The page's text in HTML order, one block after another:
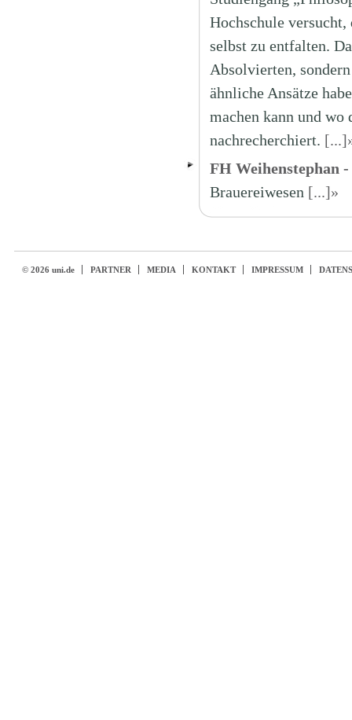
Hochschule
selbst zu entfalten.
Absolvierten,
ähnliche Ansätze
machen kann und
nachrecherchiert.
FH Weihenstephan
Brauereiwesen [...]»
© 2026 uni.de PARTNER MEDIA KONTAKT IMPRESSUM